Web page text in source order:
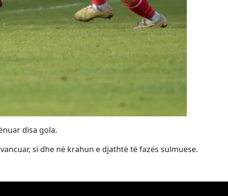
disa gola.
si dhe në krahun e djathtë të fazës sulmuese.